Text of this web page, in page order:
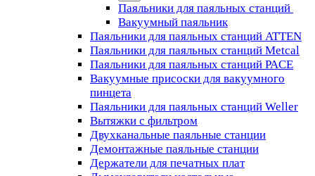
Паяльники для паяльных станций
Вакуумный паяльник
Паяльники для паяльных станций ATTEN
Паяльники для паяльных станций Metcal
Паяльники для паяльных станций PACE
Вакуумные присоски для вакуумного
пинцета
Паяльники для паяльных станций Weller
Вытяжки с фильтром
Двухканальные паяльные станции
Демонтажные паяльные станции
Держатели для печатных плат